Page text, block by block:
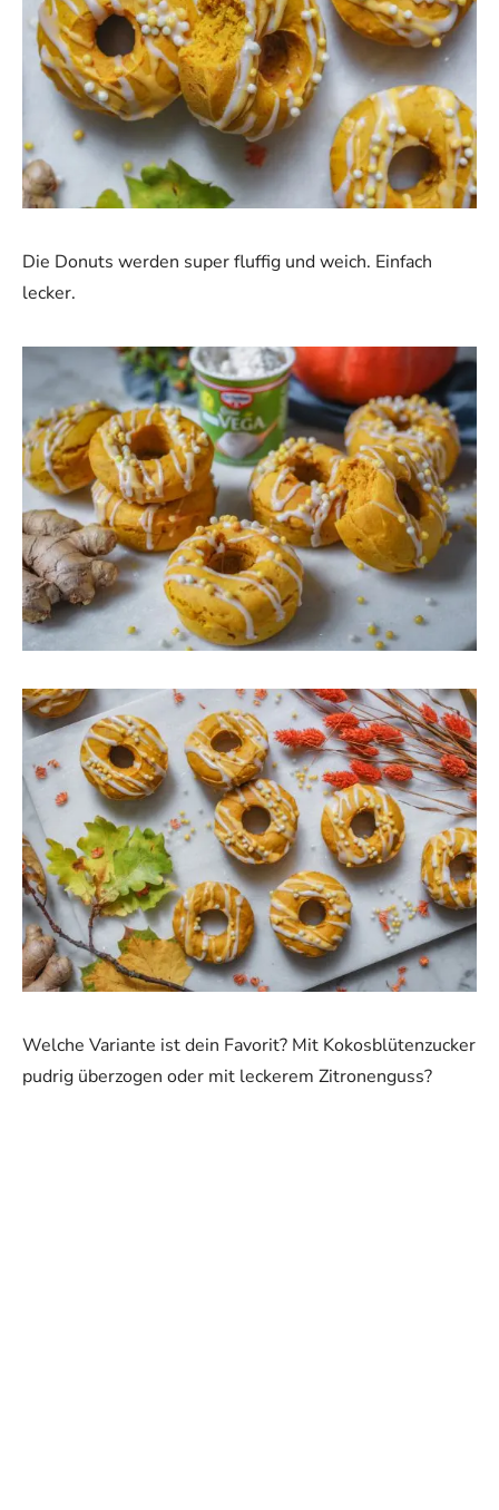
Die Donuts werden super fluffig und weich. Einfach
lecker.
Welche Variante ist dein Favorit? Mit Kokosblütenzucker
pudrig überzogen oder mit leckerem Zitronenguss?